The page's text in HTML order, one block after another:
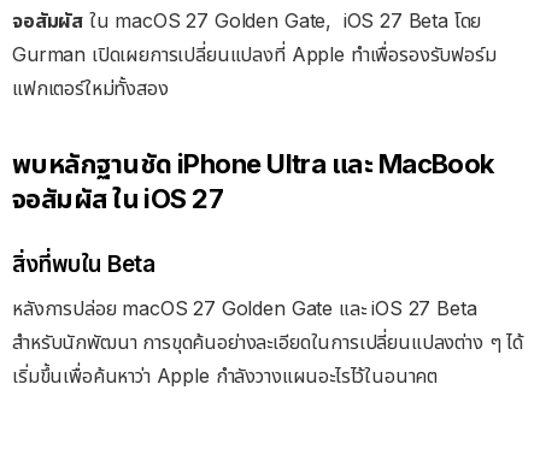
จอสัมผัส ใน macOS 27 Golden Gate, iOS 27 Beta โดย
Gurman เปิดเผยการเปลี่ยนแปลงที่ Apple ทำเพื่อรองรับฟอร์ม
แฟกเตอร์ใหม่ทั้งสอง
พบหลักฐานชัด iPhone Ultra และ MacBook
จอสัมผัส ใน iOS 27
สิ่งที่พบใน Beta
หลังการปล่อย macOS 27 Golden Gate และ iOS 27 Beta
สำหรับนักพัฒนา การขุดค้นอย่างละเอียดในการเปลี่ยนแปลงต่าง ๆ ได้
เริ่มขึ้นเพื่อค้นหาว่า Apple กำลังวางแผนอะไรไว้ในอนาคต